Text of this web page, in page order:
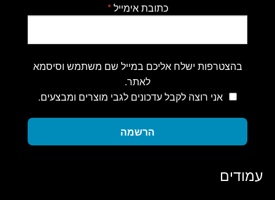
כתובת אימייל*
בהצטרפות ישלח אליכם במייל שם משתמש וסיסמא
לאתר.
אני רוצה לקבל עדכונים לגבי מוצרים ומבצעים.
הרשמה
עמודים